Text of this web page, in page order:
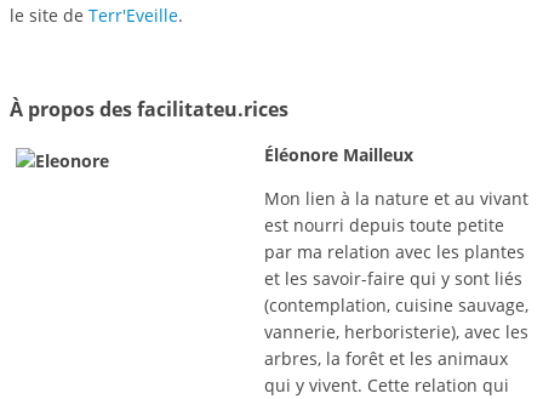
le site de Terr'Eveille.
À propos des facilitateu.rices
Éléonore Mailleux
Mon lien à la nature et au vivant
est nourri depuis toute petite
par ma relation avec les plantes
et les savoir-faire qui y sont liés
(contemplation, cuisine sauvage,
vannerie, herboristerie), avec les
arbres, la forêt et les animaux
qui y vivent. Cette relation qui